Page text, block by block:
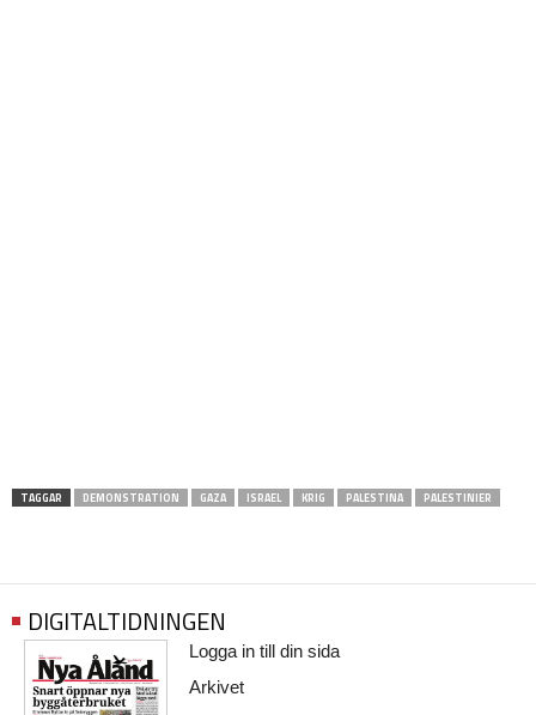
TAGGAR DEMONSTRATION GAZA ISRAEL KRIG PALESTINA PALESTINIER
DIGITALTIDNINGEN
Logga in till din sida
Arkivet